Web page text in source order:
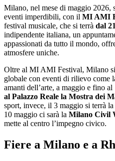
Milano, nel mese di maggio 2026,
eventi imperdibili, con il MI AMI
festival musicale, che si terrà dal
indipendente italiana, un
appassionati da tutto il mondo,
atmosfere uniche.
Oltre al MI AMI Festival, Milano
globale con eventi di rilievo come
amanti dell’arte, a maggio e fino
al Palazzo Reale la Mostra dei
sport, invece, il 3 maggio si terrà la
10 maggio ci sarà la Milano Civil
mette al centro l’impegno civico.
Fiere a Milano e a